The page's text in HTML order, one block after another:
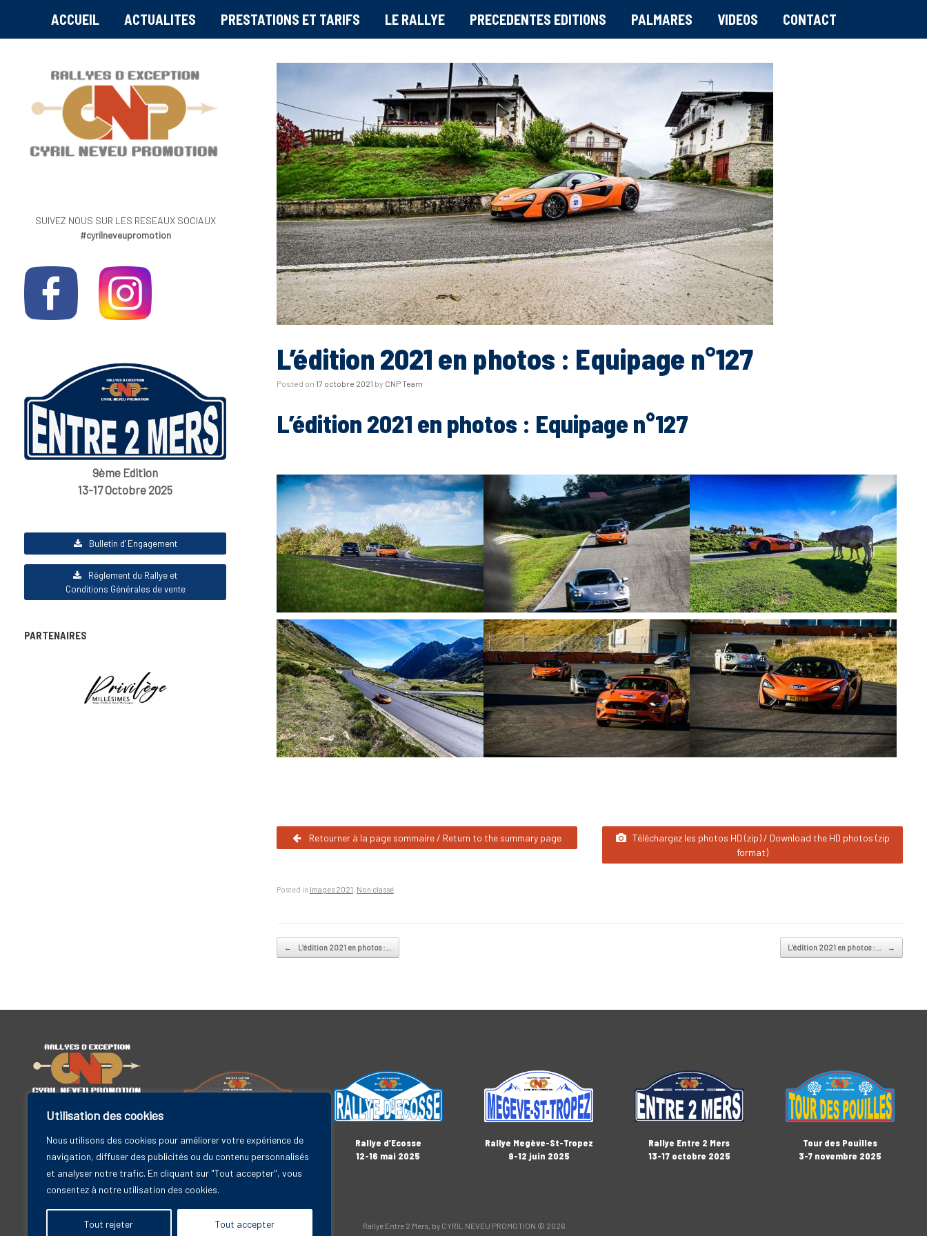
Utilisation des cookies
Nous utilisons des cookies pour améliorer votre expérience de
navigation, diffuser des publicités ou du contenu personnalisés
et analyser notre trafic. En cliquant sur "Tout accepter", vous
consentez à notre utilisation des cookies.
Tout rejeter Tout accepter
ACCUEIL ACTUALITES PRESTATIONS ET TARIFS LE RALLYE PRECEDENTES EDITIONS PALMARES VIDEOS CONTACT
L’édition 2021 en photos : Equipage n°127
Posted on 17 octobre 2021 by CNP Team
L’édition 2021 en photos : Equipage n°127
Retourner à la page sommaire / Return to the summary page
Téléchargez les photos HD (zip) / Download the HD photos (zip
format)
Posted in Images 2021, Non classé.
Post navigation
← L’édition 2021 en photos :… L’édition 2021 en photos :… →
SUIVEZ NOUS SUR LES RESEAUX SOCIAUX
#cyrilneveupromotion
9ème Edition
13-17 Octobre 2025
Bulletin d' Engagement
Règlement du Rallye et
Conditions Générales de vente
PARTENAIRES
Cyril Neveu Promotion
92800 Puteaux – FRANCE
Contact
Rallye Maroc Classic
6-11 avril 2025
Rallye d’Ecosse
12-16 mai 2025
Rallye Megève-St-Tropez
9-12 juin 2025
Rallye Entre 2 Mers
13-17 octobre 2025
Tour des Pouilles
3-7 novembre 2025
Rallye Entre 2 Mers, by CYRIL NEVEU PROMOTION © 2026